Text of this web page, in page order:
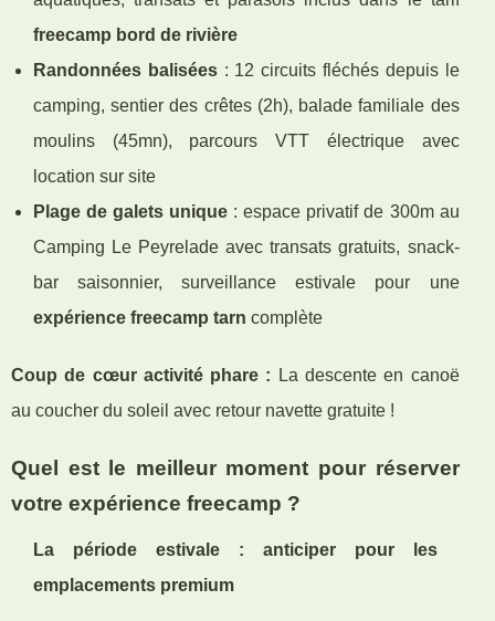
freecamp bord de rivière
Randonnées balisées: 12 circuits fléchés depuis le
camping, sentier des crêtes (2h), balade familiale des
moulins (45mn), parcours VTT électrique avec
location sur site
Plage de galets unique : espace privatif de 300m au
Camping Le Peyrelade avec transats gratuits, snack-
bar saisonnier, surveillance estivale pour une
expérience freecamp tarn complète
Coup de cœur activité phare : La descente en canoë
au coucher du soleil avec retour navette gratuite !
Quel est le meilleur moment pour réserver
votre expérience freecamp ?
La période estivale : anticiper pour les
emplacements premium